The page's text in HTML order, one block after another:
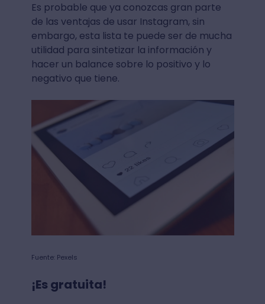
Es probable que ya conozcas gran parte
de las ventajas de usar Instagram, sin
embargo, esta lista te puede ser de mucha
utilidad para sintetizar la información y
hacer un balance sobre lo positivo y lo
negativo que tiene.
Fuente: Pexels
¡Es gratuita!